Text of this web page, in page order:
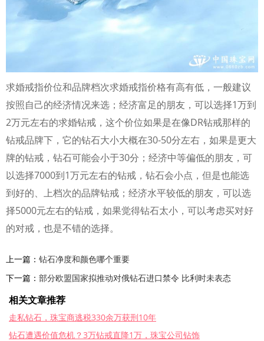
求婚戒指价位和品牌档次求婚戒指价格有高有低，一般建议
按照自己的经济情况来选；经济富足的朋友，可以选择1万到
2万元左右的求婚钻戒，这个价位如果是在像DR钻戒那样的
钻戒品牌下，它的钻石大小大概在30-50分左右，如果是更大
牌的钻戒，钻石可能会小于30分；经济中等偏低的朋友，可
以选择7000到1万元左右的钻戒，钻石会小点，但是也能选
到好的、上档次的品牌钻戒；经济水平较低的朋友，可以选
择5000元左右的钻戒，如果觉得钻石太小，可以考虑买对好
的对戒，也是不错的选择。
上一篇： 钻石净度和颜色哪个重要
下一篇： 部分欧盟国家拟推动对俄钻石进口禁令 比利时未表态
相关文章推荐
走私钻石，珠宝商逃税330余万获刑10年
钻石遭遇价值危机？3万钻戒直降1万，珠宝公司钻饰